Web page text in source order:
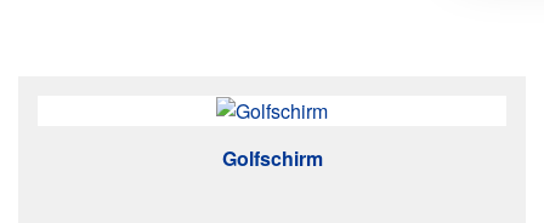
Golfschirm